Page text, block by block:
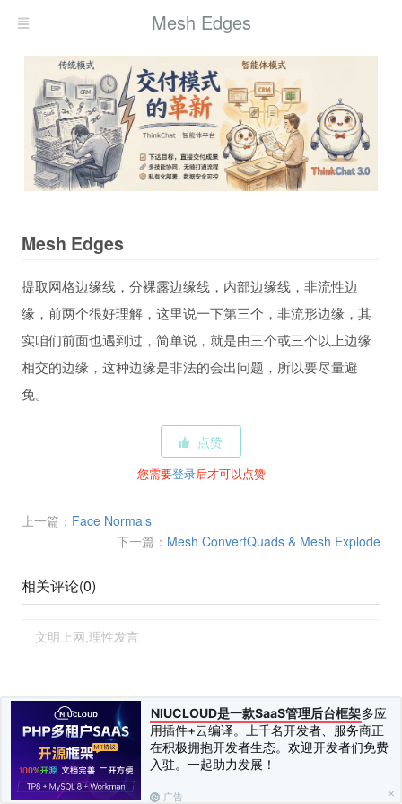
NIUCLOUD是一款SaaS管理后台框架多应
用插件+云编译。上千名开发者、服务商正
在积极拥抱开发者生态。欢迎开发者们免费
入驻。一起助力发展！
广告
Mesh Edges
Mesh Edges
提取网格边缘线，分裸露边缘线，内部边缘线，非流性边
缘，前两个很好理解，这里说一下第三个，非流形边缘，其
实咱们前面也遇到过，简单说，就是由三个或三个以上边缘
相交的边缘，这种边缘是非法的会出问题，所以要尽量避
免。
点赞
您需要登录后才可以点赞
上一篇： Face Normals
下一篇： Mesh ConvertQuads & Mesh Explode
相关评论(0)
您需要登录并绑定手机 后才可以发表评论 发布 (Ctrl+Enter)